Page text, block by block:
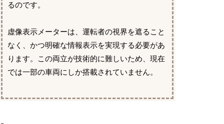
るのです。
虚像表示メーターは、運転者の視界を遮ること
なく、かつ明確な情報表示を実現する必要があ
ります。この両立が技術的に難しいため、現在
では一部の車両にしか搭載されていません。